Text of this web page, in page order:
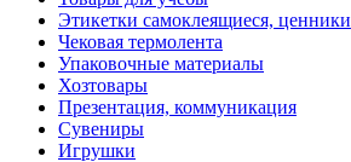
Этикетки самоклеящиеся, ценники
Чековая термолента
Упаковочные материалы
Хозтовары
Презентация, коммуникация
Сувениры
Игрушки